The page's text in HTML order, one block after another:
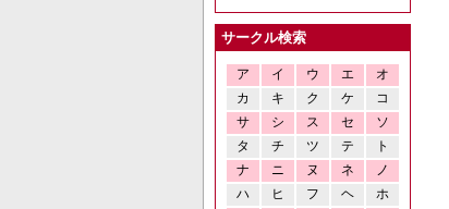
サークル検索
ア イ ウ エ
オ
カ
キ ク ケ
コ
サ
シ ス セ
ソ
タ
チ ツ テ
ト
ナ
ニ ヌ ネ
ノ
ハ
ヒ フ ヘ
ホ